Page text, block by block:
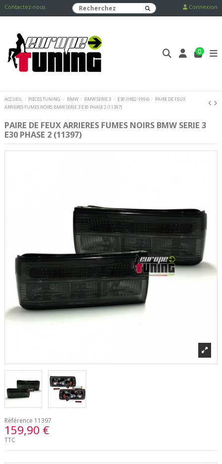
Contactez-nous Connexion
0
ACCUEIL PIECES TUNING BMW BMW SERIE 3 E30 (1982-1994)
PAIRE DE FEUX
ARRIERES FUMES NOIRS BMW SERIE 3 E30 PHASE 2 (11397)
PAIRE DE FEUX ARRIERES FUMES NOIRS BMW SERIE 3
E30 PHASE 2 (11397)
Référence 11397
159,90 €
TTC